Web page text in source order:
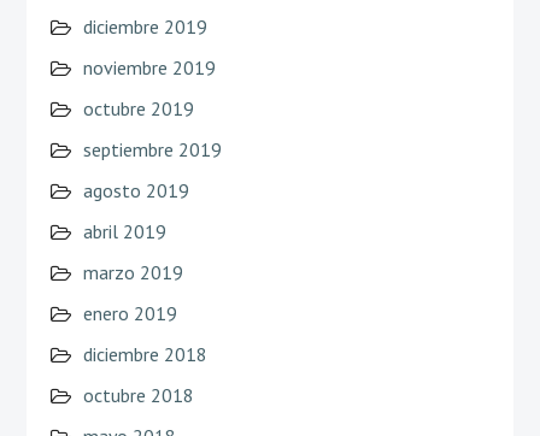
diciembre 2019
noviembre 2019
octubre 2019
septiembre 2019
agosto 2019
abril 2019
marzo 2019
enero 2019
diciembre 2018
octubre 2018